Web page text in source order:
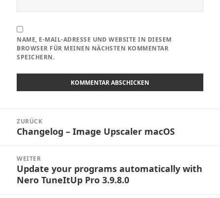
NAME, E-MAIL-ADRESSE UND WEBSITE IN DIESEM
BROWSER FÜR MEINEN NÄCHSTEN KOMMENTAR
SPEICHERN.
ZURÜCK
Vorheriger
Changelog – Image Upscaler macOS
WEITER
Nächster
Beitrag:
Update your programs automatically with
Nero TuneItUp Pro 3.9.8.0